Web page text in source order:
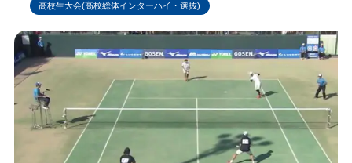
高校生大会(高校総体インターハイ・選抜)